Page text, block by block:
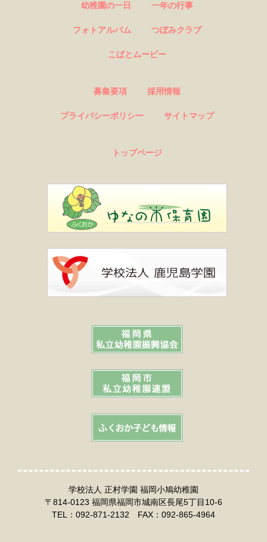
幼稚園の一日 一年の行事
フォトアルバム つぼみクラブ
こばとムービー
募集要項 採用情報
プライバシーポリシー サイトマップ
トップページ
学校法人 正村学園 福岡小鳩幼稚園
〒814-0123 福岡県福岡市城南区長尾5丁目10-6
TEL：092-871-2132 FAX：092-865-4964